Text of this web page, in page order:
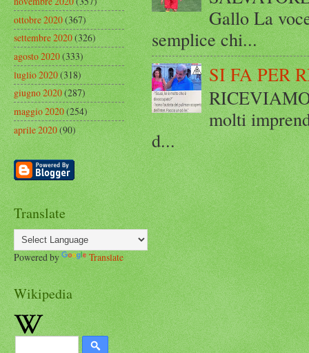
Gallo La
semplice chi...
SI FA PER
molti
d...
ottobre 2020(367)
settembre 2020(326)
agosto 2020(333)
luglio 2020(318)
giugno 2020(287)
maggio 2020(254)
aprile 2020(90)
Translate
Powered by Translate
Wikipedia